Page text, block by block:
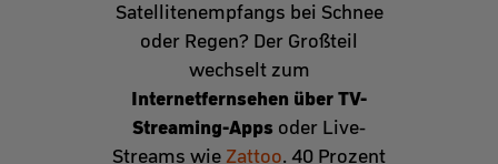
Satellitenempfangs bei Schnee
oder Regen? Der Großteil
wechselt zum
Internetfernsehen über TV-
Streaming-Apps oder Live-
Streams wie Zattoo. 40 Prozent